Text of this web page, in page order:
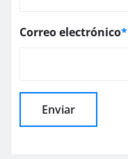
Correo electrónico*